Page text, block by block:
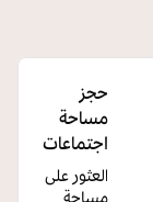
حجز
مساحة
اجتماعات
العثور على
مساحة